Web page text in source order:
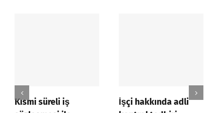
Kısmi süreli iş
İşçi hakkında adli